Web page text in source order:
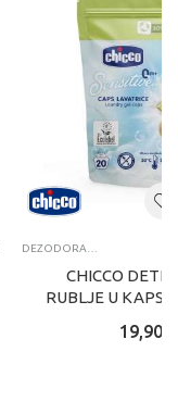
DEZODORANSI, PARFEMI I TOALETNE VODE
CHICCO
RUBLJE U
19,90